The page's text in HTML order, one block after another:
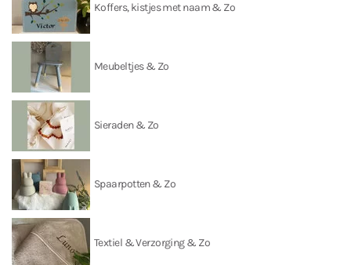
Koffers, kistjes met naam & Zo
Meubeltjes & Zo
Sieraden & Zo
Spaarpotten & Zo
Textiel & Verzorging & Zo